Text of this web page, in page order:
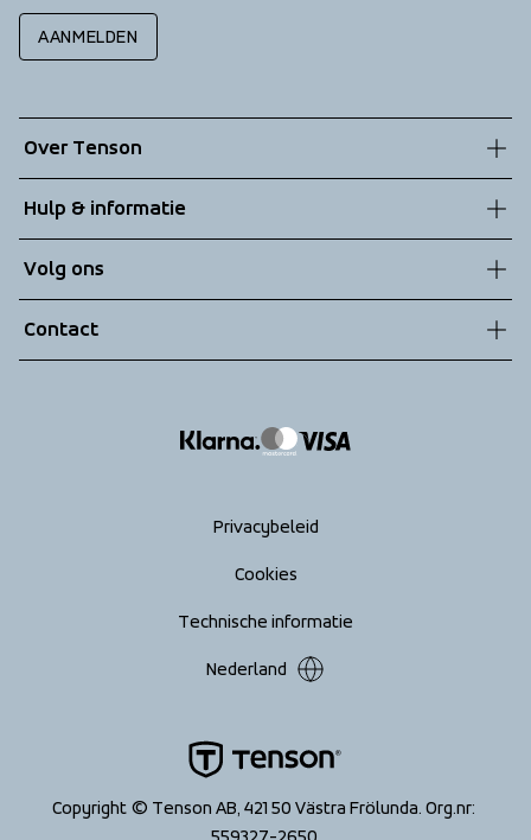
AANMELDEN
Over Tenson
Duurzaamheid
Technologieën
Hulp & informatie
Algemene voorwaarden
Retouren
Volg ons
Contact
Copyright © Tenson AB, 421 50 Västra Frölunda. Org.nr:
Privacybeleid
Cookies
Technische informatie
Nederland